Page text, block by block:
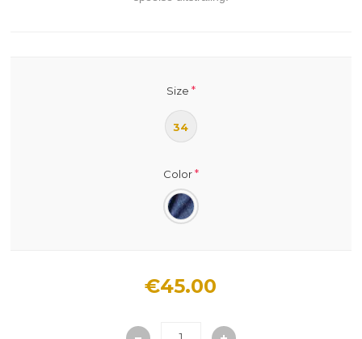
Size *
34
Color*
€45.00